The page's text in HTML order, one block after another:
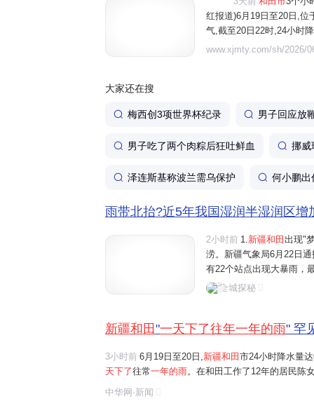
红报道)6月19日至20日,位
气,截至20日22时,24小时
日降水量纪录。 来自中央
www.xjmty.com/sh/2026/
大家还在搜
梅西创3项世界杯纪录 男子回应放
男子吃了两个肉粽后狂吐鲜血 挪威
泽连斯基称波兰需乌保护 何小鹏出
雨带北抬?近5年我国湿润半湿润区增
2小时前 1. 新疆和田出现"
涝。新疆气象局6月22日
有22个站点出现大暴雨，
水量达76.5毫米。而和田
全城探秘
新疆和田 "一天下了往年一年的雨" 罕
3小时前 6月19日至20日, 新疆和田 市24小时降水量
天下了往常一年的雨。在和田工作了12年的居民陈
雨,当地出现部分民居漏雨、道路积水的情况
中华网·新闻